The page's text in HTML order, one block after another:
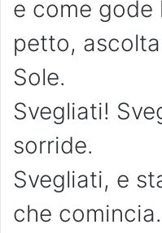
e come gode
petto,
Sole.
Svegliati!
sorride.
Svegliati, e
che comincia.